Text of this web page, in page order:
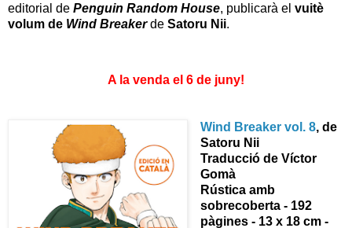
editorial de Penguin Random House, publicarà el vuitè
volum de Wind Breakerde Satoru Nii.
A la venda el 6 de juny!
Wind Breaker vol. 8, de
Satoru Nii
Traducció de Víctor
Gomà
Rústica amb
sobrecoberta - 192
pàgines - 13 x 18 cm -